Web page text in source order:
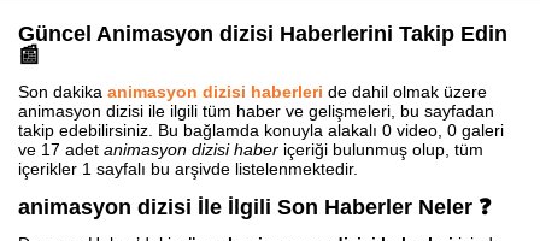
Güncel Animasyon dizisi Haberlerini Takip Edin
📰
Son dakika animasyon dizisi haberleri de dahil olmak üzere
animasyon dizisi ile ilgili tüm haber ve gelişmeleri, bu sayfadan
takip edebilirsiniz. Bu bağlamda konuyla alakalı 0 video, 0 galeri
ve 17 adet animasyon dizisi haber içeriği bulunmuş olup, tüm
içerikler 1 sayfalı bu arşivde listelenmektedir.
animasyon dizisi İle İlgili Son Haberler Neler ❓